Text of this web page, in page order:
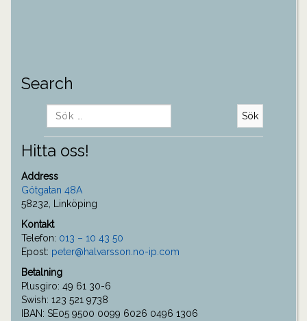
Search
Sök
efter:
Hitta oss!
Address
Götgatan 48A
58232, Linköping
Kontakt
Telefon: 013 – 10 43 50
Epost: peter@halvarsson.no-ip.com
Betalning
Plusgiro: 49 61 30-6
Swish: 123 521 9738
IBAN: SE05 9500 0099 6026 0496 1306